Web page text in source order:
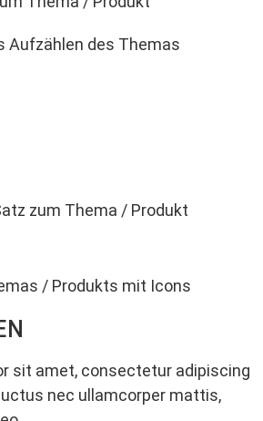
Aufzählen des Themas
zum Thema / Produkt
/ Produkts mit Icons
sit amet, consectetur adipiscing
nec ullamcorper mattis,